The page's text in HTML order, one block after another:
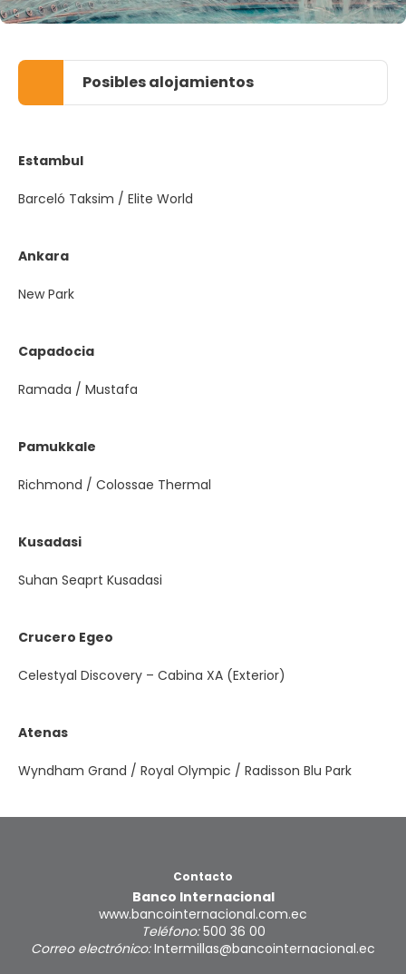
Posibles alojamientos
Estambul
Barceló Taksim / Elite World
Ankara
New Park
Capadocia
Ramada / Mustafa
Pamukkale
Richmond / Colossae Thermal
Kusadasi
Suhan Seaprt Kusadasi
Crucero Egeo
Celestyal Discovery – Cabina XA (Exterior)
Atenas
Wyndham Grand / Royal Olympic / Radisson Blu Park
Contacto
Banco Internacional
www.bancointernacional.com.ec
Teléfono:500 36 00
Correo electrónico:Intermillas@bancointernacional.ec